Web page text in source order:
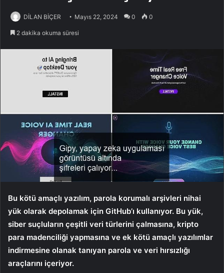
DİLAN BİÇER Mayıs 22, 2024 0 0
2 dakika okuma süresi
Bu kötü amaçlı yazılım, parola korumalı arşivleri nihai
yük olarak depolamak için GitHub’ı kullanıyor. Bu yük,
siber suçluların çeşitli veri türlerini çalmasına, kripto
para madenciliği yapmasına ve ek kötü amaçlı yazılımlar
indirmesine olanak tanıyan parola ve veri hırsızlığı
araçlarını içeriyor.